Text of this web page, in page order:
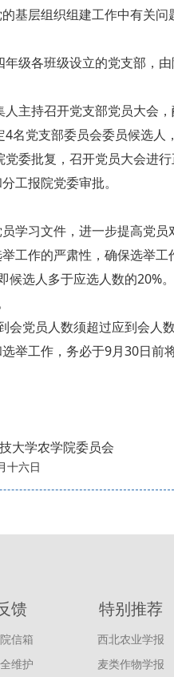
基层组织组建工作中有关问
级各班级设立的党支部，
主持召开党支部党员大会
名党支部委员会委员候选人
委批复，召开党员大会进
工报院党委审批。
学习文件，进一步提高党员
工作的严肃性，确保选举工
选人多于应选人数的20%
党员人数须超过应到会人数
选举工作，务必于9月30日
学院委员会
日
馈
信箱
维护
特别推荐
西北农业学报
麦类作物学报